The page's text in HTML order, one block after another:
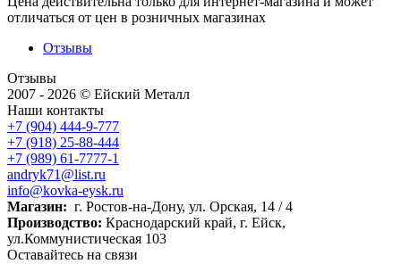
отличаться от цен в розничных магазинах
Отзывы
Отзывы
2007 - 2026 © Ейский Металл
Наши контакты
+7 (904) 444-9-777
+7 (918) 25-88-444
+7 (989) 61-7777-1
andryk71@list.ru
info@kovka-eysk.ru
Магазин: г. Ростов-на-Дону, ул. Орская, 14 / 4
Производство: Краснодарский край, г. Ейск,
ул.Коммунистическая 103
Оставайтесь на связи